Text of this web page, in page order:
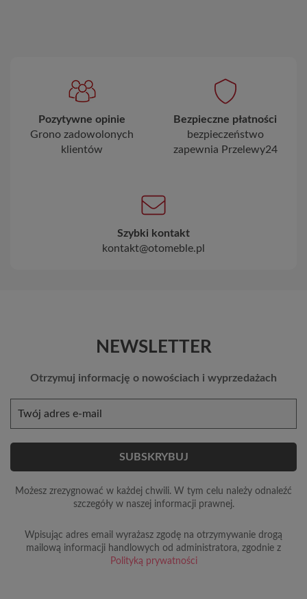
Pozytywne opinie
Grono zadowolonych
klientów
Bezpieczne płatności
bezpieczeństwo
zapewnia Przelewy24
Szybki kontakt
kontakt@otomeble.pl
NEWSLETTER
Otrzymuj informację o nowościach i wyprzedażach
Możesz zrezygnować w każdej chwili. W tym celu należy odnaleźć
szczegóły w naszej informacji prawnej.
Wpisując adres email wyrażasz zgodę na otrzymywanie drogą
mailową informacji handlowych od administratora, zgodnie z
Polityką prywatności